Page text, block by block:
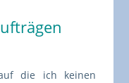
die ich keinen